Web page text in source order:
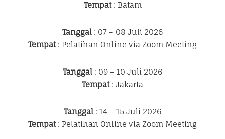
Tempat: Batam
Tanggal : 07 – 08 Juli 2026
Tempat: Pelatihan Online via Zoom Meeting
Tanggal : 09 – 10 Juli 2026
Tempat: Jakarta
Tanggal : 14 – 15 Juli 2026
Tempat: Pelatihan Online via Zoom Meeting